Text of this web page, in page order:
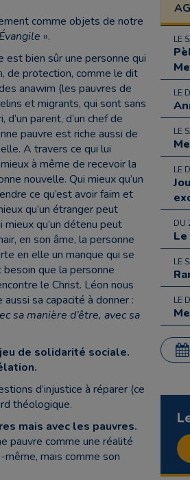
comme objets de notre
».
est bien sûr une personne qui
de protection, comme le dit
anawim (les pauvres de
et migrants, qui sont sans
d’un parent, d’un chef de
pauvre est riche aussi de
A travers ce qui lui
à même de recevoir la
nouvelle. Qui mieux qu’un
ce qu’est avoir faim et
qu’un étranger peut
qu’un détenu peut
en son âme, la personne
en elle un manque qui se
que la personne
le Christ. Léon nous
sa capacité à donner :
sa manière d’être, avec sa
de solidarité sociale.
d’injustice à réparer (ce
théologique.
mais avec les pauvres.
pauvre comme une réalité
même, mais comme son
LE
LE
LE
LE
DU
Le
LE
LE